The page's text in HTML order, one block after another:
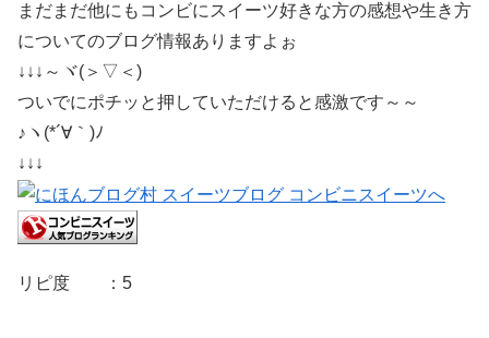
まだまだ他にもコンビにスイーツ好きな方の感想や生き方
についてのブログ情報ありますよぉ
↓↓↓～ヾ(＞▽＜)
ついでにポチッと押していただけると感激です～～
♪ヽ(*´∀｀)ﾉ
↓↓↓
リピ度 ：5